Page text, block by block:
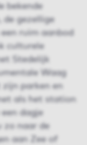
bekende
de gezellige
ruim aanbod
culturele
Stedelijk
Waag
parken en
als het station
dagje
zo naar de
aan Zee of